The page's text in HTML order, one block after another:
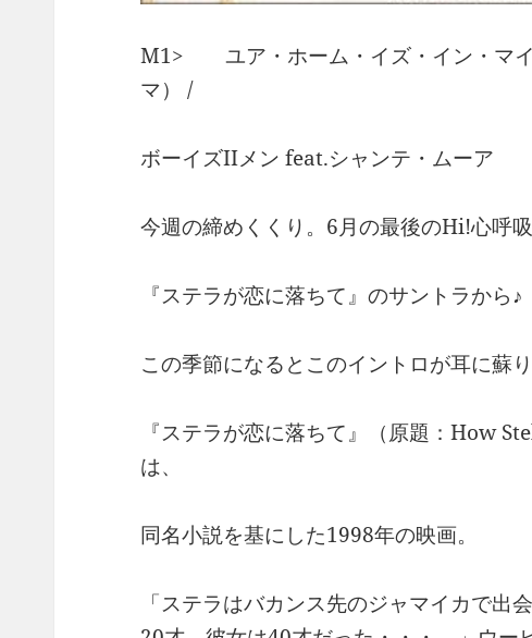
M1> ユア・ホーム・イズ・イン・マイ
マ） /
ボーイズIIメン feat.シャンテ・ムーア
今週の締めくくり。6月の最後のHi!心呼吸
『ステラが恋に落ちて』のサントラから♪
この季節になるとこのイントロが耳に蘇り
『ステラが恋に落ちて』（原題：How
は、
同名小説を基にした1998年の映画。
「ステラはバカンス先のジャマイカで出